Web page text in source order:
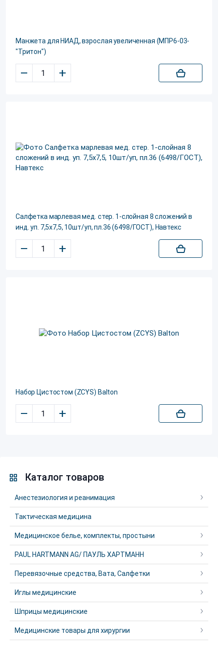
Манжета для НИАД, взрослая увеличенная (МПР6-03-
"Тритон")
– +
Салфетка марлевая мед. стер. 1-слойная 8 сложений в
инд. уп. 7,5х7,5, 10шт/уп, пл.36 (6498/ГОСТ), Навтекс
– +
Набор Цистостом (ZCYS) Balton
– +
Каталог товаров
Анестезиология и реанимация
Тактическая медицина
Медицинское белье, комплекты, простыни
PAUL HARTMANN AG/ ПАУЛЬ ХАРТМАНН
Перевязочные средства, Вата, Салфетки
Иглы медицинские
Шприцы медицинские
Медицинские товары для хирургии